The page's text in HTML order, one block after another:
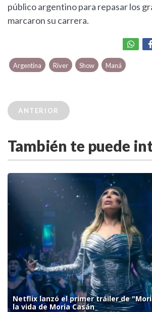
público argentino para repasar los
marcaron su carrera.
Argentina River Show Maná
ANTERIOR
También te puede
Netflix lanzó el primer tráiler de
la vida de Moria Casán